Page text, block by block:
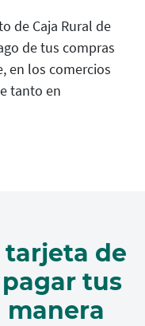
de Caja Rural de
de tus compras
en los comercios
tanto en
tarjeta de
tus
manera